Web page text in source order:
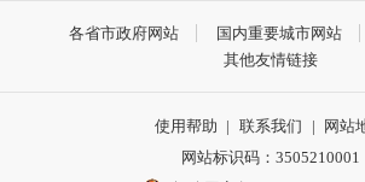
各省市政府网站 国内重要城市网站
其他友情链接
使用帮助 | 联系我们 |
网站
网站标识码：3505210001